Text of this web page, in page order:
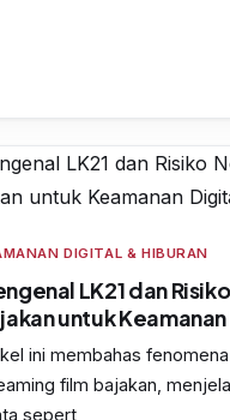
DIGITAL & HIBURAN
LK21 dan
untuk
ini membahas fenomena
film bajakan,
sepert